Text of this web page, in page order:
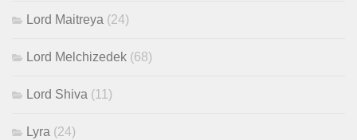
Lord Maitreya (24)
Lord Melchizedek (68)
Lord Shiva (11)
Lyra (24)